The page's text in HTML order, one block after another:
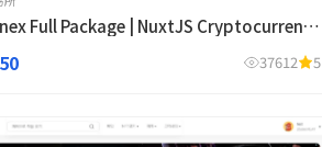
Full Package | NuxtJS Cryptocurrency
37612 5